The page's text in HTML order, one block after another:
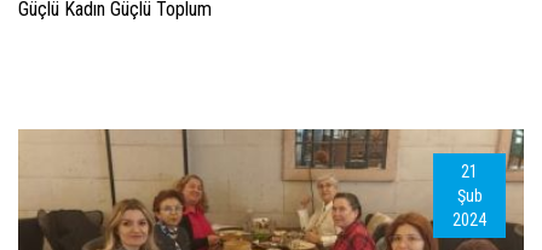
Güçlü Kadın Güçlü Toplum
21
Şub
2024